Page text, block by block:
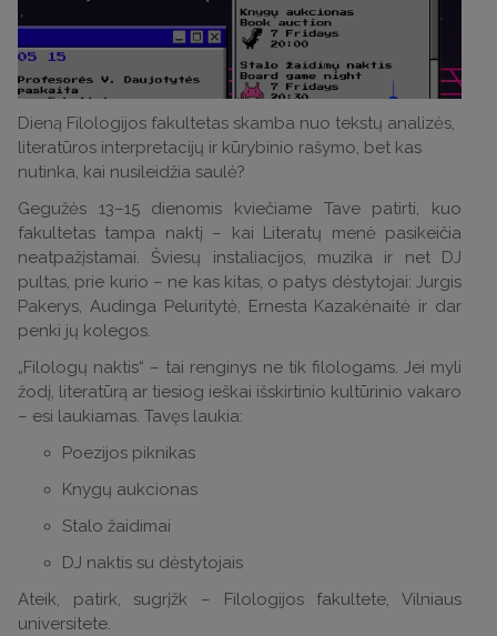
Dieną Filologijos fakultetas skamba nuo tekstų analizės,
literatūros interpretacijų ir kūrybinio rašymo, bet kas
nutinka, kai nusileidžia saulė?
Gegužės 13–15 dienomis kviečiame Tave patirti, kuo
fakultetas tampa naktį – kai Literatų menė pasikeičia
neatpažįstamai. Šviesų instaliacijos, muzika ir net DJ
pultas, prie kurio – ne kas kitas, o patys dėstytojai: Jurgis
Pakerys, Audinga Peluritytė, Ernesta Kazakėnaitė ir dar
penki jų kolegos.
„Filologų naktis“ – tai renginys ne tik filologams. Jei myli
žodį, literatūrą ar tiesiog ieškai išskirtinio kultūrinio vakaro
– esi laukiamas. Tavęs laukia:
Poezijos piknikas
Knygų aukcionas
Stalo žaidimai
DJ naktis su dėstytojais
Ateik, patirk, sugrįžk – Filologijos fakultete, Vilniaus
universitete.